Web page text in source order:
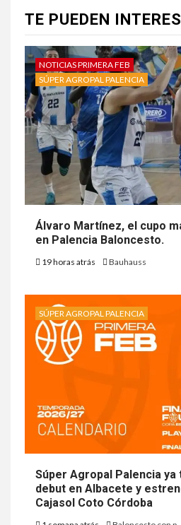
TE PUEDEN
NOTICIAS PRIMERA FEB
SÚPER AGROPAL PALENCIA
Álvaro Martínez, el cupo
en Palencia Baloncesto.
19 horas atrás Bauhauss
SÚPER AGROPAL PALENCIA
Súper Agropal Palencia
debut en Albacete y
Cajasol Coto Córdoba